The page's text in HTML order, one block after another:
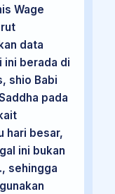
Wage
data
ini berada di
shio Babi
pada
hari besar,
ini bukan
sehingga